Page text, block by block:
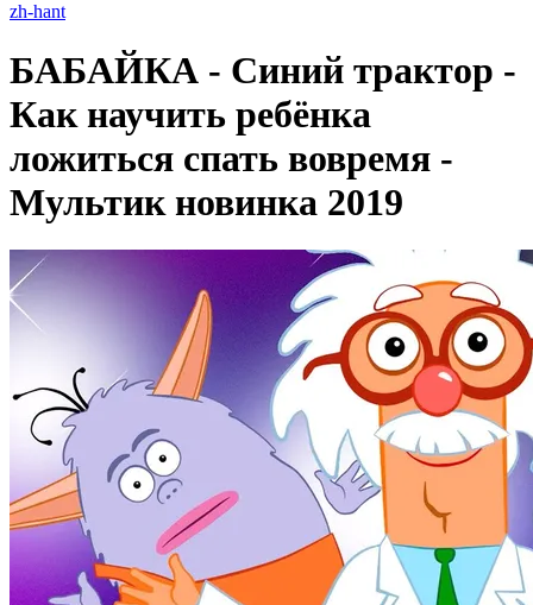
zh-hant
БАБАЙКА - Синий трактор -
Как научить ребёнка
ложиться спать вовремя -
Мультик новинка 2019